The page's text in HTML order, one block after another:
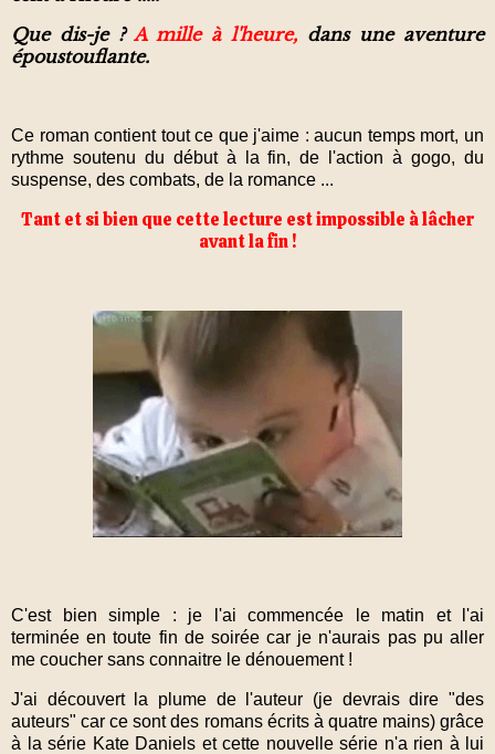
Que dis-je ? A mille à l'heure, dans une aventure
époustouflante.
Ce roman contient tout ce que j'aime : aucun temps mort, un
rythme soutenu du début à la fin, de l'action à gogo, du
suspense, des combats, de la romance ...
Tant et si bien que cette lecture est impossible à lâcher
avant la fin !
C'est bien simple : je l'ai commencée le matin et l'ai
terminée en toute fin de soirée car je n'aurais pas pu aller
me coucher sans connaitre le dénouement !
J'ai découvert la plume de l'auteur (je devrais dire "des
auteurs" car ce sont des romans écrits à quatre mains) grâce
à la série Kate Daniels et cette nouvelle série n'a rien à lui